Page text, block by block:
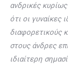
ανδρικές
ότι οι γυναίκες
διαφορετικούς
στους άνδρες
ιδιαίτερη